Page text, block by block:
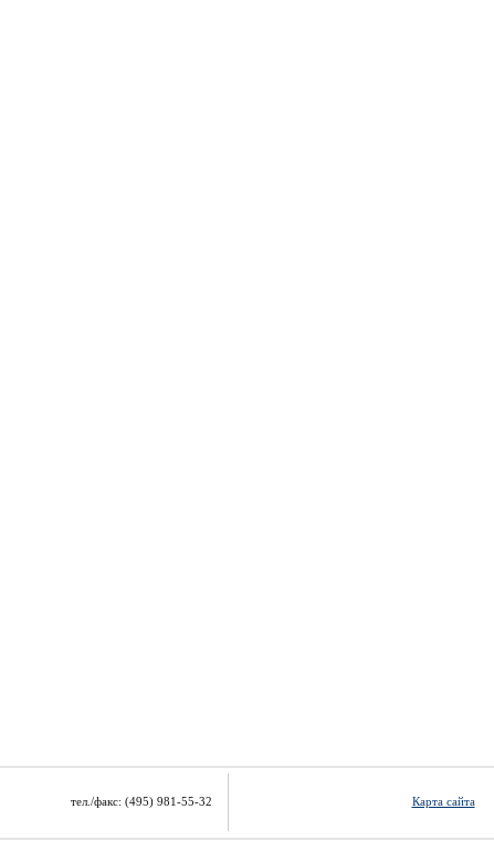
тел./факс: (495) 981-55-32 Карта сайта